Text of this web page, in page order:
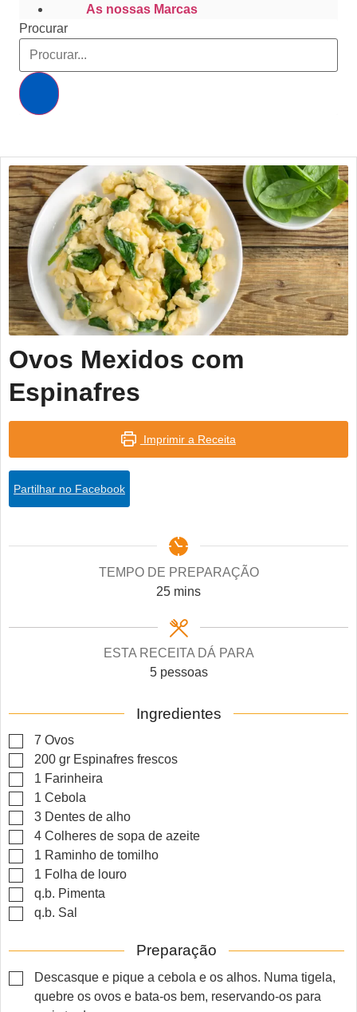
As nossas Marcas
Procurar
Ovos Mexidos com
Espinafres
Imprimir a Receita
Partilhar no Facebook
TEMPO DE PREPARAÇÃO
25minutes
mins
ESTA RECEITA DÁ PARA
5 pessoas
Ingredientes
▢
7 Ovos
▢
200 gr Espinafres frescos
▢
1 Farinheira
▢
1 Cebola
▢
3 Dentes de alho
▢
4 Colheres de sopa de azeite
▢
1 Raminho de tomilho
▢
1 Folha de louro
▢
q.b. Pimenta
▢
q.b. Sal
Preparação
▢
Descasque e pique a cebola e os alhos. Numa tigela,
quebre os ovos e bata-os bem, reservando-os para